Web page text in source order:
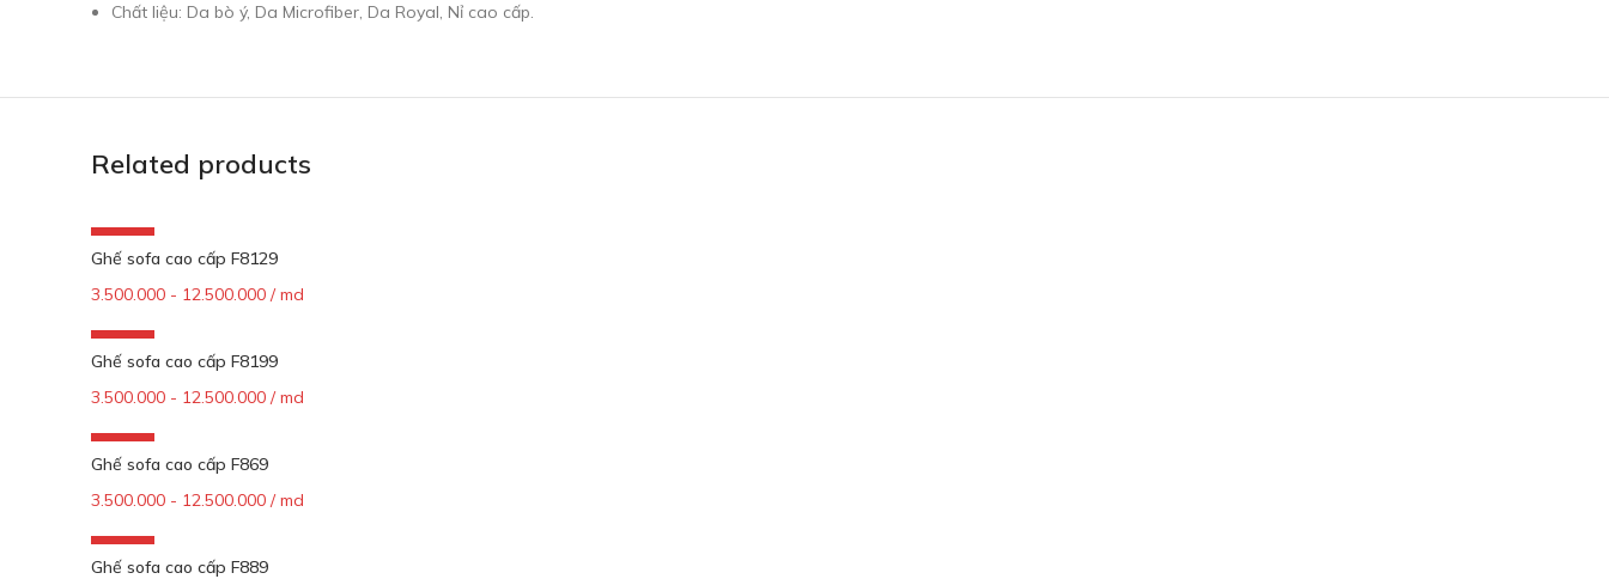
Chất liệu: Da bò ý, Da Microfiber, Da Royal, Nỉ cao cấp.
Related products
-72%
Ghế sofa cao cấp F8129
3.500.000 - 12.500.000 / md
Add To Cart
-72%
Ghế sofa cao cấp F8199
3.500.000 - 12.500.000 / md
Add To Cart
-72%
Ghế sofa cao cấp F869
3.500.000 - 12.500.000 / md
Add To Cart
-72%
Ghế sofa cao cấp F889